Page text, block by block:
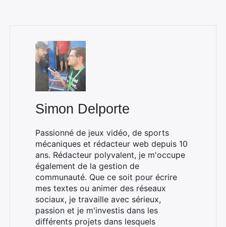
Simon Delporte
Passionné de jeux vidéo, de sports
mécaniques et rédacteur web depuis 10
ans. Rédacteur polyvalent, je m'occupe
également de la gestion de
communauté. Que ce soit pour écrire
mes textes ou animer des réseaux
sociaux, je travaille avec sérieux,
passion et je m'investis dans les
différents projets dans lesquels